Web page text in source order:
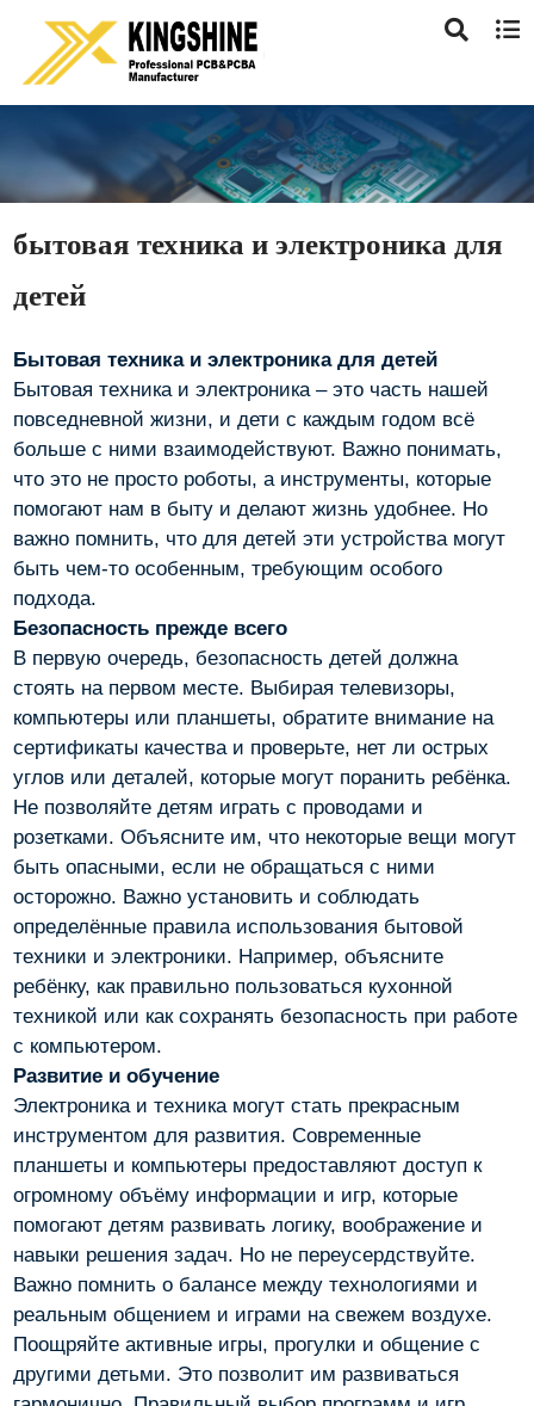
бытовая техника и электроника для
детей
Бытовая техника и электроника для детей
Бытовая техника и электроника – это часть нашей
повседневной жизни, и дети с каждым годом всё
больше с ними взаимодействуют. Важно понимать,
что это не просто роботы, а инструменты, которые
помогают нам в быту и делают жизнь удобнее. Но
важно помнить, что для детей эти устройства могут
быть чем-то особенным, требующим особого
подхода.
Безопасность прежде всего
В первую очередь, безопасность детей должна
стоять на первом месте. Выбирая телевизоры,
компьютеры или планшеты, обратите внимание на
сертификаты качества и проверьте, нет ли острых
углов или деталей, которые могут поранить ребёнка.
Не позволяйте детям играть с проводами и
розетками. Объясните им, что некоторые вещи могут
быть опасными, если не обращаться с ними
осторожно. Важно установить и соблюдать
определённые правила использования бытовой
техники и электроники. Например, объясните
ребёнку, как правильно пользоваться кухонной
техникой или как сохранять безопасность при работе
с компьютером.
Развитие и обучение
Электроника и техника могут стать прекрасным
инструментом для развития. Современные
планшеты и компьютеры предоставляют доступ к
огромному объёму информации и игр, которые
помогают детям развивать логику, воображение и
навыки решения задач. Но не переусердствуйте.
Важно помнить о балансе между технологиями и
реальным общением и играми на свежем воздухе.
Поощряйте активные игры, прогулки и общение с
другими детьми. Это позволит им развиваться